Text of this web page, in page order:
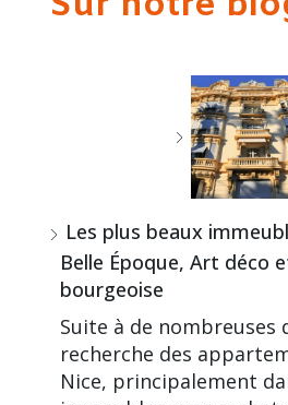
Les plus beaux
Belle Époque, Art déco
bourgeoise
Suite à de nombreuses
recherche des
Nice, principalement